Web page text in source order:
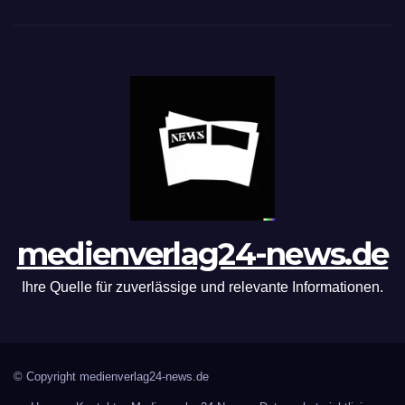
medienverlag24-news.de
Ihre Quelle für zuverlässige und relevante Informationen.
© Copyright medienverlag24-news.de